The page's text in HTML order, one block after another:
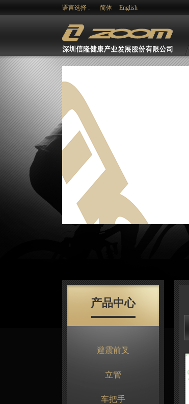
语言选择 : 简体 English
产品中心
避震前叉
立管
车把手